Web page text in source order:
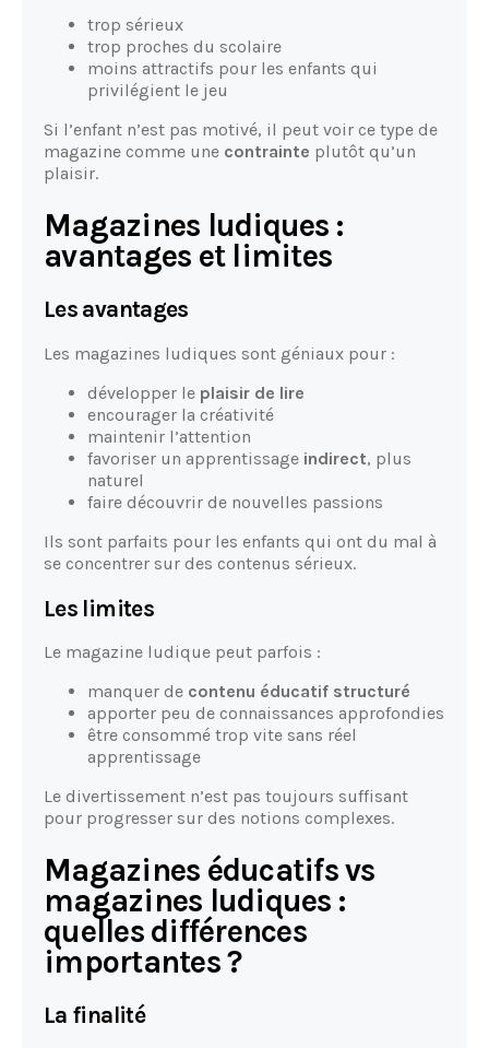
trop sérieux
trop proches du scolaire
moins attractifs pour les enfants qui
privilégient le jeu
Si l’enfant n’est pas motivé, il peut voir ce type de
magazine comme une contrainte plutôt qu’un
plaisir.
Magazines ludiques :
avantages et limites
Les avantages
Les magazines ludiques sont géniaux pour :
développer le plaisir de lire
encourager la créativité
maintenir l’attention
favoriser un apprentissage indirect, plus
naturel
faire découvrir de nouvelles passions
Ils sont parfaits pour les enfants qui ont du mal à
se concentrer sur des contenus sérieux.
Les limites
Le magazine ludique peut parfois :
manquer de contenu éducatif structuré
apporter peu de connaissances approfondies
être consommé trop vite sans réel
apprentissage
Le divertissement n’est pas toujours suffisant
pour progresser sur des notions complexes.
Magazines éducatifs vs
magazines ludiques :
quelles différences
importantes ?
La finalité